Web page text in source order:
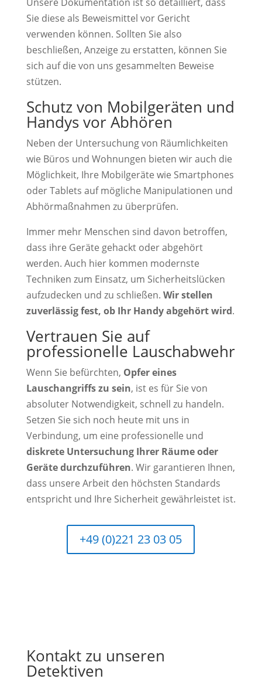
Sie diese als Beweismittel vor Gericht
verwenden können. Sollten Sie also
beschließen, Anzeige zu erstatten, können Sie
sich auf die von uns gesammelten Beweise
stützen.
Schutz von Mobilgeräten und
Handys vor Abhören
Neben der Untersuchung von Räumlichkeiten
wie Büros und Wohnungen bieten wir auch die
Möglichkeit, Ihre Mobilgeräte wie Smartphones
oder Tablets auf mögliche Manipulationen und
Abhörmaßnahmen zu überprüfen.
Immer mehr Menschen sind davon betroffen,
dass ihre Geräte gehackt oder abgehört
werden. Auch hier kommen modernste
Techniken zum Einsatz, um Sicherheitslücken
aufzudecken und zu schließen. Wir stellen
zuverlässig fest, ob Ihr Handy abgehört wird.
Vertrauen Sie auf
professionelle Lauschabwehr
Wenn Sie befürchten, Opfer eines
Lauschangriffs zu sein, ist es für Sie von
absoluter Notwendigkeit, schnell zu handeln.
Setzen Sie sich noch heute mit uns in
Verbindung, um eine professionelle und
diskrete Untersuchung Ihrer Räume oder
Geräte durchzuführen. Wir garantieren Ihnen,
dass unsere Arbeit den höchsten Standards
entspricht und Ihre Sicherheit gewährleistet ist.
+49 (0)221 23 03 05
Kontakt zu unseren
Detektiven